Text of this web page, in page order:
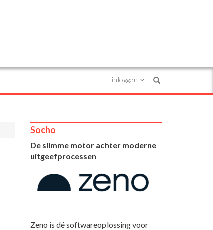
inloggen
Socho
De slimme motor achter moderne
uitgeefprocessen
Zeno is dé softwareoplossing voor